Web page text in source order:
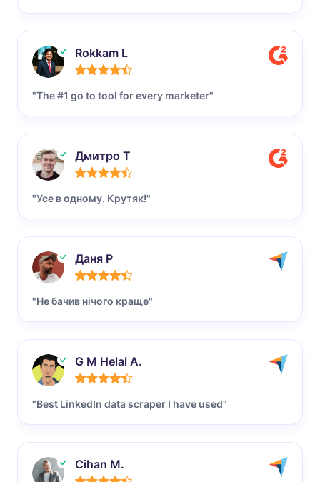
Rokkam L
"The #1 go to tool for every marketer"
Дмитро Т
"Усе в одному. Крутяк!"
Даня Р
"Не бачив нічого краще"
G M Helal A.
"Best LinkedIn data scraper I have used"
Cihan M.